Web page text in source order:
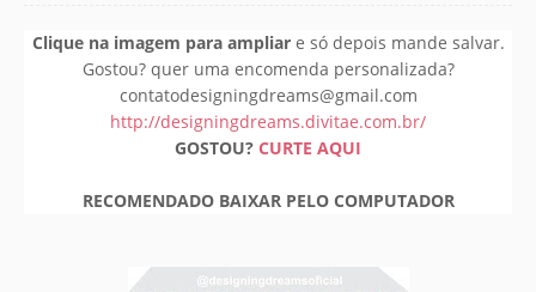
Clique na imagem para ampliare só depois mande salvar.
Gostou? quer uma encomenda personalizada?
contatodesigningdreams@gmail.com
http://designingdreams.divitae.com.br/
GOSTOU? CURTE AQUI
RECOMENDADO BAIXAR PELO COMPUTADOR